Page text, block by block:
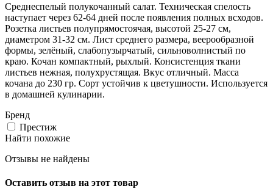
Среднеспелый полукочанный салат. Техническая спелость
наступает через 62-64 дней после появления полных всходов.
Розетка листьев полупрямостоячая, высотой 25-27 см,
диаметром 31-32 см. Лист среднего размера, веерообразной
формы, зелёный, слабопузырчатый, сильноволнистый по
краю. Кочан компактный, рыхлый. Консистенция ткани
листьев нежная, полухрустящая. Вкус отличный. Масса
кочана до 230 гр. Сорт устойчив к цветушности. Используется
в домашней кулинарии.
Бренд
Престиж
Найти похожие
Отзывы не найдены
Оставить отзыв на этот товар